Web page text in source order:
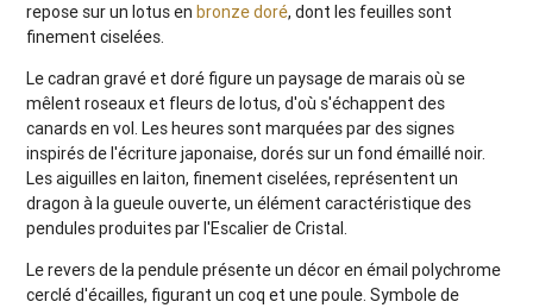
repose sur un lotus enbronze doré, dont les feuilles sont
finement ciselées.
Le cadran gravé et doré figure un paysage de marais où se
mêlent roseaux et fleurs de lotus, d'où s'échappent des
canards en vol. Les heures sont marquées par des signes
inspirés de l'écriture japonaise, dorés sur un fond émaillé noir.
Les aiguilles en laiton, finement ciselées, représentent un
dragon à la gueule ouverte, un élément caractéristique des
pendules produites par l'Escalier de Cristal.
Le revers de la pendule présente un décor en émail polychrome
cerclé d'écailles, figurant un coq et une poule. Symbole de